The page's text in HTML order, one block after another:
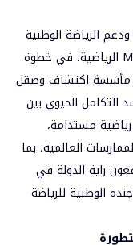
ودعم الرياضة الوطنية
عن إبرام شراكة استراتيجية مع أكاديمية MST الرياضية، في خطوة
مأسسة اكتشاف وصقل
التكامل الحيوي بين
مستدامة،
العالمية، بما
راية الدولة في
الوطنية للرياضة